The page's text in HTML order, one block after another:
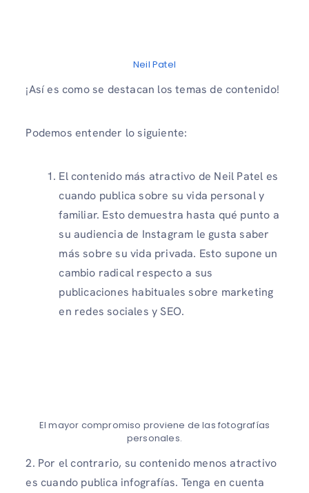
Neil Patel
¡Así es como se destacan los temas de contenido!
Podemos entender lo siguiente:
El contenido más atractivo de Neil Patel es
cuando publica sobre su vida personal y
familiar. Esto demuestra hasta qué punto a
su audiencia de Instagram le gusta saber
más sobre su vida privada. Esto supone un
cambio radical respecto a sus
publicaciones habituales sobre marketing
en redes sociales y SEO.
El mayor compromiso proviene de las fotografías
personales.
2. Por el contrario, su contenido menos atractivo
es cuando publica infografías. Tenga en cuenta